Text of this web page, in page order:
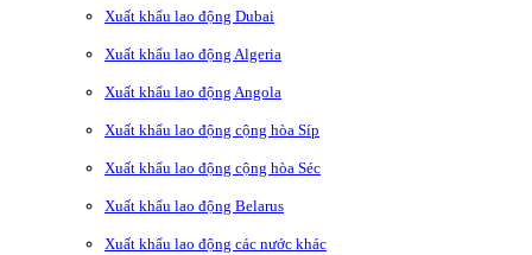
Xuất khẩu lao động Dubai
Xuất khẩu lao động Algeria
Xuất khẩu lao động Angola
Xuất khẩu lao động cộng hòa Síp
Xuất khẩu lao động cộng hòa Séc
Xuất khẩu lao động Belarus
Xuất khẩu lao động các nước khác